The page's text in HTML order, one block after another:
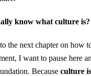
know what culture is?
the next chapter on how
I want to pause here
Because culture